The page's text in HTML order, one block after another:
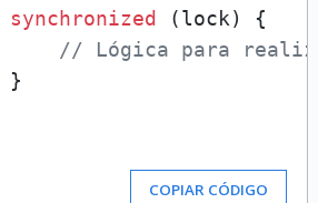
synchronized (lock) {
// Lógica para
}
COPIAR CÓDIGO